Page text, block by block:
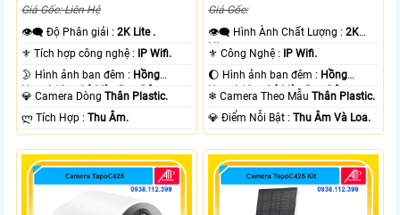
Giá Gốc: Liên Hệ
👁️‍🗨 Độ Phân giải :2K Lite .
⚜️ Tích hợp công nghệ :
IP Wifi.
🌛 Hình ảnh ban đêm : Hồng
Ngoại 10m Có Màu Ban Ðêm.
💎 Camera DòngThân Plastic.
️ლ Tích Hợp :Thu Âm.
Giá Gốc:
👁️‍🗨 Hình Ành Chất Lượng :2K
Lite .
⚜️ Công Nghệ :
IP Wifi.
🌔 Hình ảnh ban đêm : Hồng
Ngoại 10m Có Màu Ban Ðêm.
❄ Camera Theo MẫuThân Plastic.
️💎 Điểm Nỗi Bật :Thu Âm Và Loa.